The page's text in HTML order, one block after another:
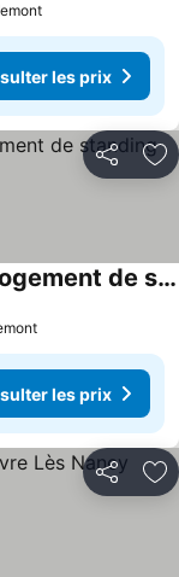
les prix
Partager
Les perchoirs de Stanislas 2 - logement de standing hyper centre
les prix
Partager